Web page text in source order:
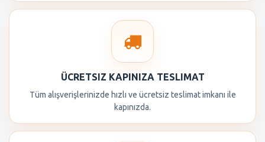
ÜCRETSIZ KAPINIZA TESLIMAT
Tüm alışverişlerinizde hızlı ve ücretsiz teslimat imkanı ile
kapınızda.